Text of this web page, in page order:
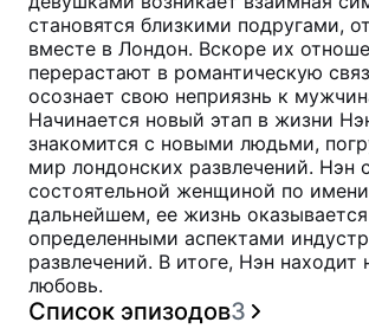
становятся близкими подругами,
вместе в Лондон. Вскоре их
перерастают в романтическую
осознает свою неприязнь к
Начинается новый этап в жизни
знакомится с новыми людьми,
мир лондонских развлечений. Нэн
состоятельной женщиной по
дальнейшем, ее жизнь оказывается
определенными аспектами
развлечений. В итоге, Нэн
любовь.
Список эпизодов3